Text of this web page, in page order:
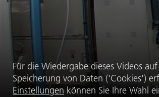
Für die Wiedergabe dieses Videos auf
Speicherung von Daten ('Cookies')
Einstellungen können Sie Ihre Wahl